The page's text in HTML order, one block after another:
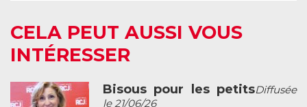
CELA PEUT AUSSI VOUS
INTÉRESSER
Bisous pour les petitsDiffusée
le 21/06/26